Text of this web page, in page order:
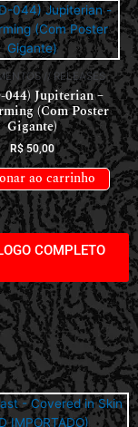
// RELEASES
044) Jupiterian –
(Com Poster
Gigante)
R$50,00
ao carrinho
COMPLETO